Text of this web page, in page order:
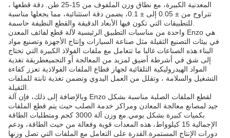
المعدنية الكبيرة، مع نطاق وزن الملفوف من 15-25 طن. دقة قطعها ،
تتراوح من ± 0.05 إلى ± 0.1، يضمن دقة استثنائية، مما يجعلها مناسبة
واحدة من مناسبات التطبيق الرئيسية لآلة قطع لفائف المعدن Enzo هي
في بيئات التصنيع الثقيلة مثل صناعة السيارات وإنتاج الأجهزة وتصنيع مواد
البناء.هذه الصناعات غالبا ما تتعامل مع ملفات الفولاذ الكبيرة التي تحتاج
إلى شق في أشرطة أضيق لمزيد من المعالجة أو التجميعطريقة تغذية
المواد الهيدروليكية التلقائية لجهاز قطاع الملفات الفولاذية تعزز كفاءة
التشغيل والسلامة ، وتقلل من العمل اليدوي وتضمن تغذية ثابتة للملفات
وبالإضافة إلى ذلك، فإن آلة Enzo لقطع الملفات الصلبة مناسبة بشكل
جيد لمصانع معالجة المعادن ومراكز خدمة الصلب حيث يتم قطع الملفات
بكميات كبيرة بشكل يومي.مع وزن آلة 3000 كجم ومتطلبات الطاقة
الإجمالية 15 كيلوواط، هذه المعدات قوية وفعالة من حيث الطاقة، ودعم
دورات الإنتاج المستمرة.القدرة على التعامل مع الملفات التي تصل وزنها